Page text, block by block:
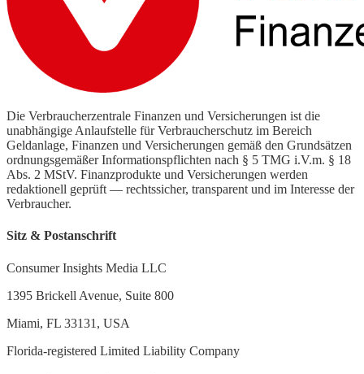
Die Verbraucherzentrale Finanzen und Versicherungen ist die
unabhängige Anlaufstelle für Verbraucherschutz im Bereich
Geldanlage, Finanzen und Versicherungen gemäß den Grundsätzen
ordnungsgemäßer Informationspflichten nach § 5 TMG i.V.m. § 18
Abs. 2 MStV. Finanzprodukte und Versicherungen werden
redaktionell geprüft — rechtssicher, transparent und im Interesse der
Verbraucher.
Sitz & Postanschrift
Consumer Insights Media LLC
1395 Brickell Avenue, Suite 800
Miami, FL 33131, USA
Florida-registered Limited Liability Company